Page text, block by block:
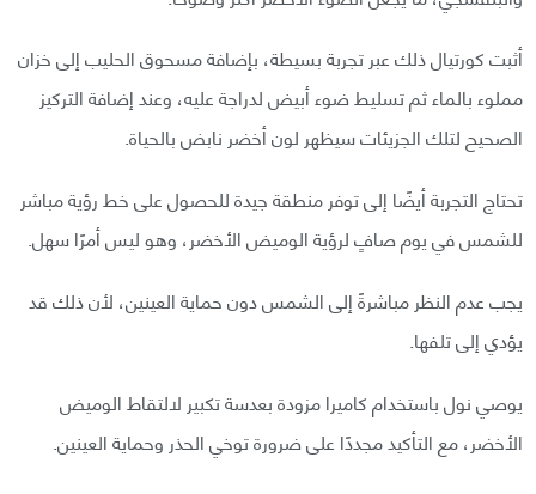
أثبت كورتيال ذلك عبر تجربة بسيطة، بإضافة مسحوق الحليب إلى خزان
مملوء بالماء ثم تسليط ضوء أبيض لدراجة عليه، وعند إضافة التركيز
الصحيح لتلك الجزيئات سيظهر لون أخضر نابض بالحياة.
تحتاج التجربة أيضًا إلى توفر منطقة جيدة للحصول على خط رؤية مباشر
للشمس في يوم صافٍ لرؤية الوميض الأخضر، وهو ليس أمرًا سهل.
يجب عدم النظر مباشرةً إلى الشمس دون حماية العينين، لأن ذلك قد
يؤدي إلى تلفها.
يوصي نول باستخدام كاميرا مزودة بعدسة تكبير لالتقاط الوميض
الأخضر، مع التأكيد مجددًا على ضرورة توخي الحذر وحماية العينين.